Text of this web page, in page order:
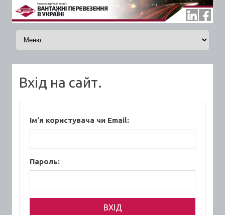
Skip to content
Вхід на сайт.
Ім'я користувача чи Email:
Пароль: